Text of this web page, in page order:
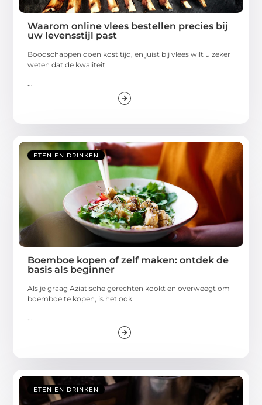
Waarom online vlees bestellen precies bij
uw levensstijl past
Boodschappen doen kost tijd, en juist bij vlees wilt u zeker
weten dat de kwaliteit
...
ETEN EN DRINKEN
Boemboe kopen of zelf maken: ontdek de
basis als beginner
Als je graag Aziatische gerechten kookt en overweegt om
boemboe te kopen, is het ook
...
ETEN EN DRINKEN